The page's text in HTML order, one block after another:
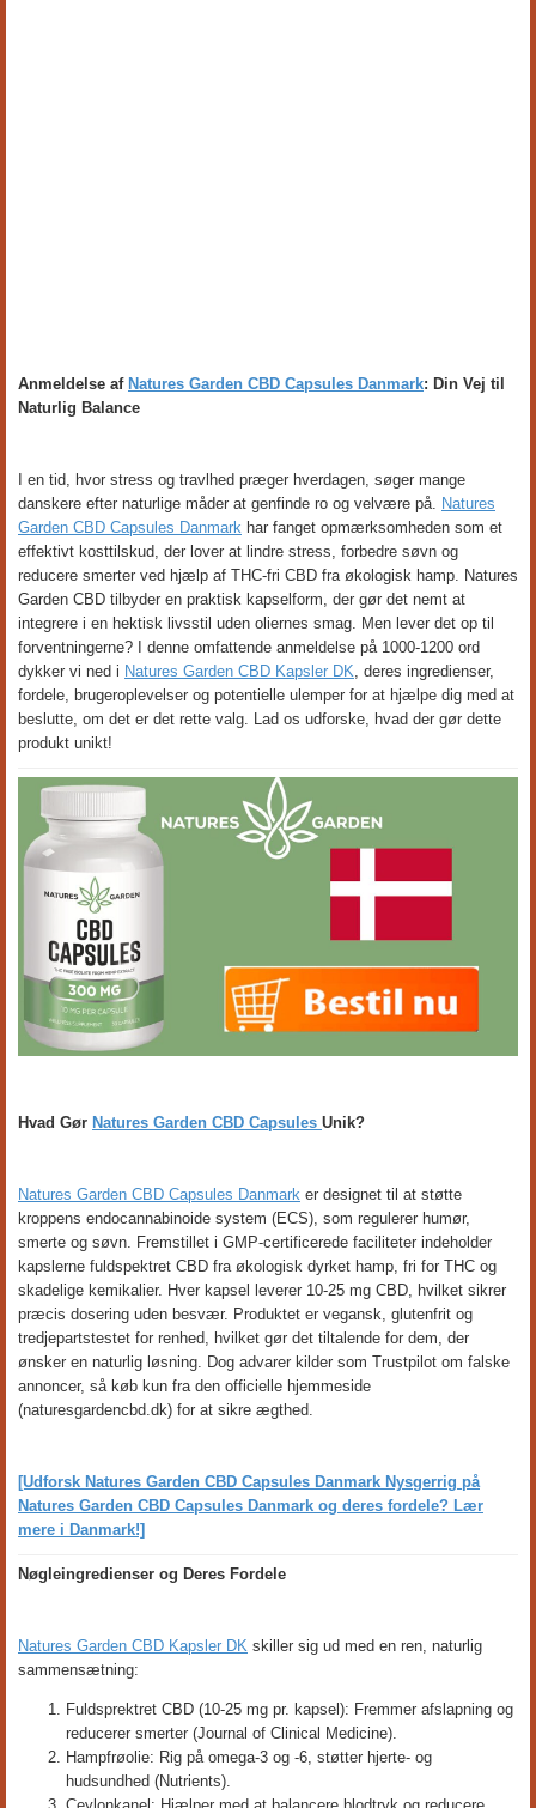
Anmeldelse af Natures Garden CBD Capsules Danmark: Din Vej til
Naturlig Balance
I en tid, hvor stress og travlhed præger hverdagen, søger mange
danskere efter naturlige måder at genfinde ro og velvære på. Natures
Garden CBD Capsules Danmark har fanget opmærksomheden som et
effektivt kosttilskud, der lover at lindre stress, forbedre søvn og
reducere smerter ved hjælp af THC-fri CBD fra økologisk hamp. Natures
Garden CBD tilbyder en praktisk kapselform, der gør det nemt at
integrere i en hektisk livsstil uden oliernes smag. Men lever det op til
forventningerne? I denne omfattende anmeldelse på 1000-1200 ord
dykker vi ned i Natures Garden CBD Kapsler DK, deres ingredienser,
fordele, brugeroplevelser og potentielle ulemper for at hjælpe dig med at
beslutte, om det er det rette valg. Lad os udforske, hvad der gør dette
produkt unikt!
Hvad Gør Natures Garden CBD Capsules Unik?
Natures Garden CBD Capsules Danmark er designet til at støtte
kroppens endocannabinoide system (ECS), som regulerer humør,
smerte og søvn. Fremstillet i GMP-certificerede faciliteter indeholder
kapslerne fuldspektret CBD fra økologisk dyrket hamp, fri for THC og
skadelige kemikalier. Hver kapsel leverer 10-25 mg CBD, hvilket sikrer
præcis dosering uden besvær. Produktet er vegansk, glutenfrit og
tredjepartstestet for renhed, hvilket gør det tiltalende for dem, der
ønsker en naturlig løsning. Dog advarer kilder som Trustpilot om falske
annoncer, så køb kun fra den officielle hjemmeside
(naturesgardencbd.dk) for at sikre ægthed.
[Udforsk Natures Garden CBD Capsules Danmark Nysgerrig på
Natures Garden CBD Capsules Danmark og deres fordele? Lær
mere i Danmark!]
Nøgleingredienser og Deres Fordele
Natures Garden CBD Kapsler DK skiller sig ud med en ren, naturlig
sammensætning:
Fuldsprektret CBD (10-25 mg pr. kapsel): Fremmer afslapning og
reducerer smerter (Journal of Clinical Medicine).
Hampfrøolie: Rig på omega-3 og -6, støtter hjerte- og
hudsundhed (Nutrients).